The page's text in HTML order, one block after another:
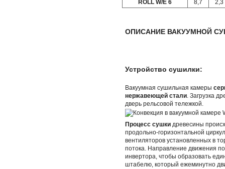
ROLL W/E 6
8,7 2,3
ОПИСАНИЕ ВАКУУМНОЙ
Устройство сушилки:
Вакуумная сушильная камеры
нержавеющей стали. Загрузка
дверь рельсовой тележкой.
Процесс сушки древесины
продольно-горизонтальной
вентиляторов установленных в
потока. Направление движения
инвертора, чтобы образовать
штабелю, который ежеминутно